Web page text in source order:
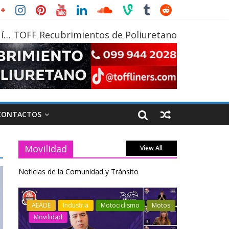
TOFF Recubrimientos de Poliuretano
Movilidad View All
Noticias de la Comunidad y Tránsito
Industria Movilidad
Transporte
Varios